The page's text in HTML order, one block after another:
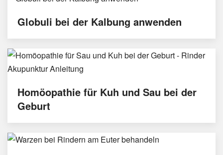
Globuli bei der Kalbung anwenden
Homöopathie für Kuh und Sau bei der
Geburt